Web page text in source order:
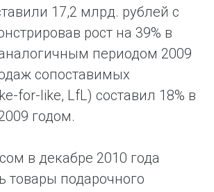
17,2 млрд. рублей с
рост на 39% в
периодом 2009
сопоставимых
for-like, LfL) составил 18% в
годом.
в декабре 2010 года
товары подарочного